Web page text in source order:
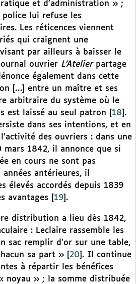
et d’administration » ;
lui refuse les
Les réticences viennent
qui craignent une
par ailleurs à baisser le
ouvrier L’Atelier partage
également dans cette
[…] entre un maître et ses
arbitraire du système où le
est laissé au seul patron
18 .
dans ses intentions, et en
des ouvriers : dans une
1842, il annonce que si
en cours ne sont pas
années antérieures, il
élevés accordés depuis 1839
avantages
19 .
distribution a lieu dès 1842,
: Leclaire rassemble les
sac remplir d’or sur une table,
sa part »
20 . Il continue
à répartir les bénéfices
noyau » ; la somme distribuée